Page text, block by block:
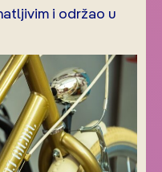
i održao u